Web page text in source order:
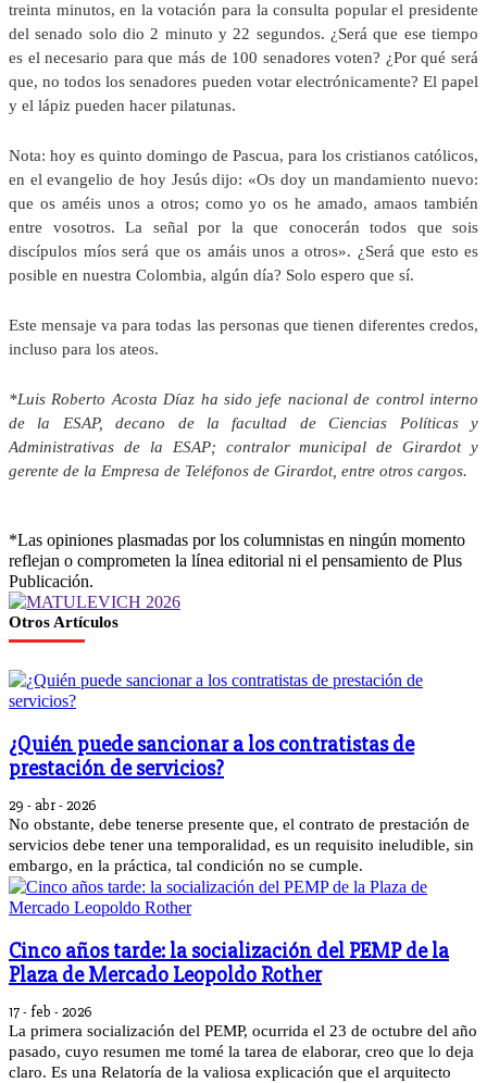
treinta minutos, en la votación para la consulta popular el presidente
del senado solo dio 2 minuto y 22 segundos. ¿Será que ese tiempo
es el necesario para que más de 100 senadores voten? ¿Por qué será
que, no todos los senadores pueden votar electrónicamente? El papel
y el lápiz pueden hacer pilatunas.
Nota: hoy es quinto domingo de Pascua, para los cristianos católicos,
en el evangelio de hoy Jesús dijo: «Os doy un mandamiento nuevo:
que os améis unos a otros; como yo os he amado, amaos también
entre vosotros. La señal por la que conocerán todos que sois
discípulos míos será que os amáis unos a otros». ¿Será que esto es
posible en nuestra Colombia, algún día? Solo espero que sí.
Este mensaje va para todas las personas que tienen diferentes credos,
incluso para los ateos.
*Luis Roberto Acosta Díaz ha sido jefe nacional de control interno
de la ESAP, decano de la facultad de Ciencias Políticas y
Administrativas de la ESAP; contralor municipal de Girardot y
gerente de la Empresa de Teléfonos de Girardot, entre otros cargos.
*Las opiniones plasmadas por los columnistas en ningún momento
reflejan o comprometen la línea editorial ni el pensamiento de Plus
Publicación.
Otros Artículos
¿Quién puede sancionar a los contratistas de
prestación de servicios?
29 - abr - 2026
No obstante, debe tenerse presente que, el contrato de prestación de
servicios debe tener una temporalidad, es un requisito ineludible, sin
embargo, en la práctica, tal condición no se cumple.
Cinco años tarde: la socialización del PEMP de la
Plaza de Mercado Leopoldo Rother
17 - feb - 2026
La primera socialización del PEMP, ocurrida el 23 de octubre del año
pasado, cuyo resumen me tomé la tarea de elaborar, creo que lo deja
claro. Es una Relatoría de la valiosa explicación que el arquitecto